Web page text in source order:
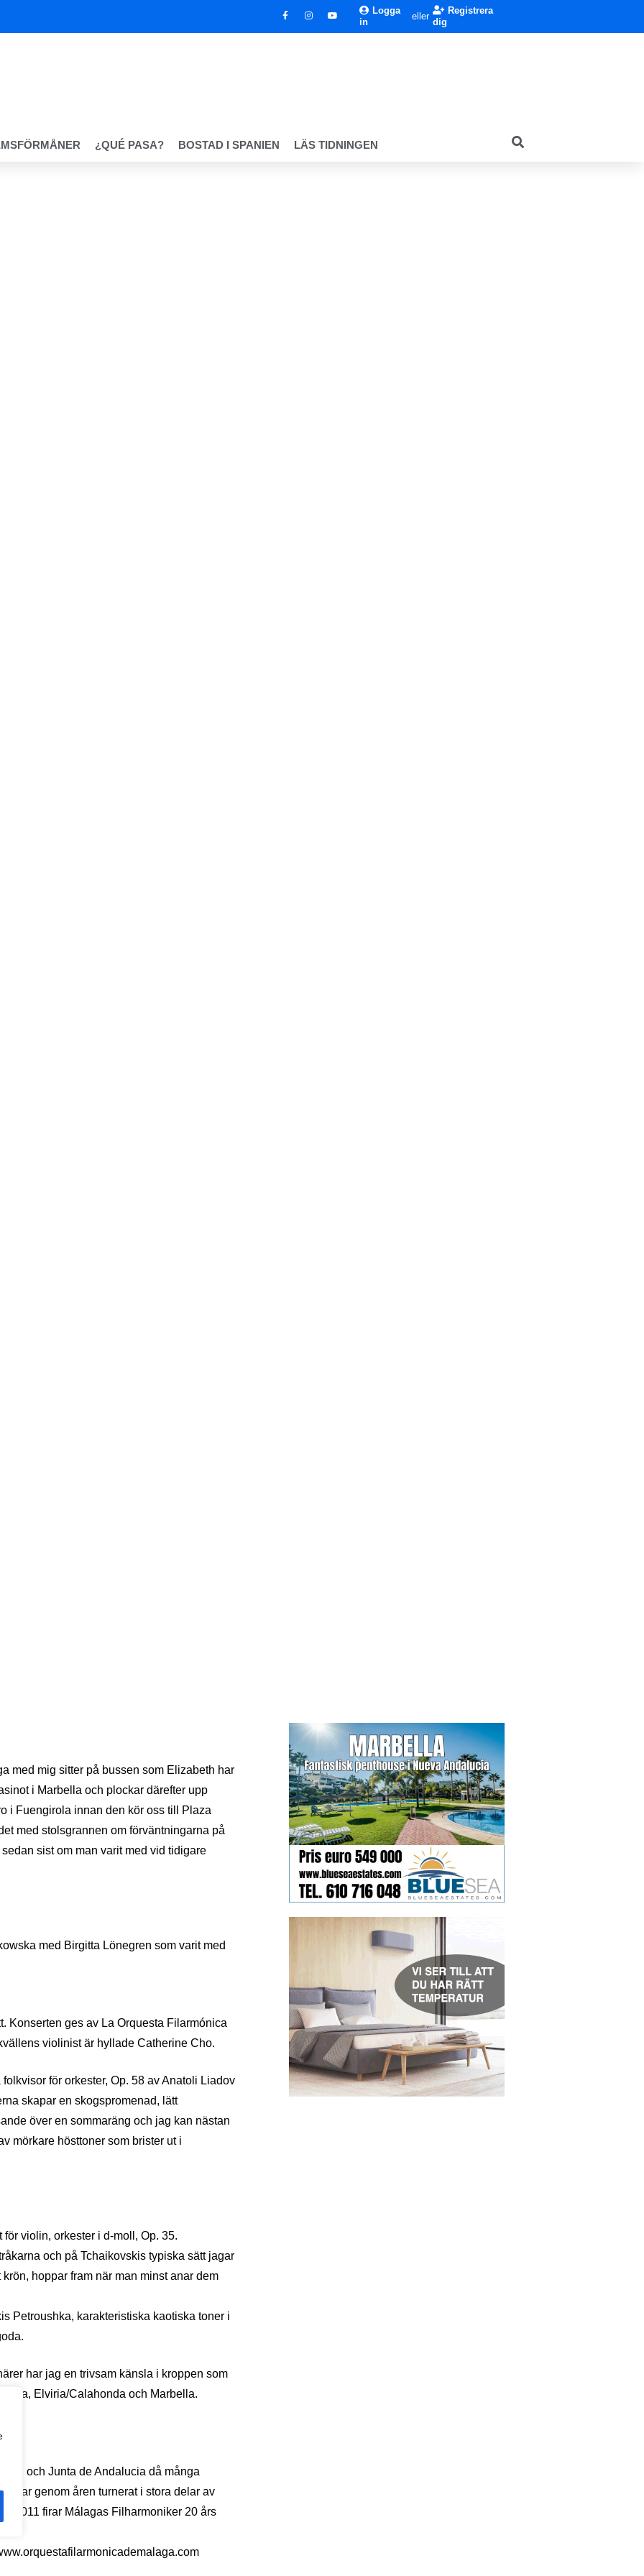
Logga
in
eller
Registrera
dig
¿QUÉ PASA? BOSTAD I SPANIEN LÄS TIDNINGEN
med mig sitter på bussen som Elizabeth har
i Marbella och plockar därefter upp
i Fuengirola innan den kör oss till Plaza
med stolsgrannen om förväntningarna på
sist om man varit med vid tidigare
med Birgitta Lönegren som varit med
Konserten ges av La Orquesta Filarmónica
violinist är hyllade Catherine Cho.
för orkester, Op. 58 av Anatoli Liadov
skapar en skogspromenad, lätt
över en sommaräng och jag kan nästan
mörkare hösttoner som brister ut i
violin, orkester i d-moll, Op. 35.
och på Tchaikovskis typiska sätt jagar
hoppar fram när man minst anar dem
Petroushka, karakteristiska kaotiska toner i
har jag en trivsam känsla i kroppen som
Elviria/Calahonda och Marbella.
och Junta de Andalucia då många
har genom åren turnerat i stora delar av
2011 firar Málagas Filharmoniker 20 års